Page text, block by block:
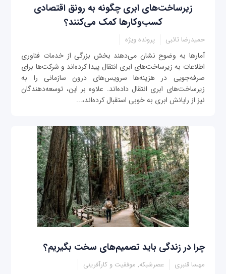
زیرساخت‌های ابری چگونه به رونق اقتصادی
کسب‌وکارها کمک می‌کنند؟
حمیدرضا تائبی پرونده ویژه
آمارها به وضوح نشان می‌دهند بخش بزرگی از خدمات فناوری
اطلاعات به زیرساخت‌های ابری انتقال پیدا کرده‌اند و شرکت‌ها برای
صرفه‌جویی در هزینه‌ها سرویس‌های درون سازمانی را به
زیرساخت‌های ابری انتقال داده‌اند. علاوه بر این، توسعه‌دهندگان
نیز از رایانش ابری به خوبی استقبال کرده‌اند،...
چرا در زندگی باید تصمیم‌های سخت بگیریم؟
مهسا قنبری عصرشبکه, موفقیت و کارآفرینی